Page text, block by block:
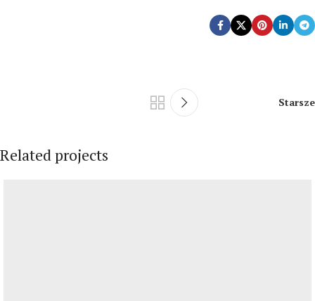
Starsze
Related projects